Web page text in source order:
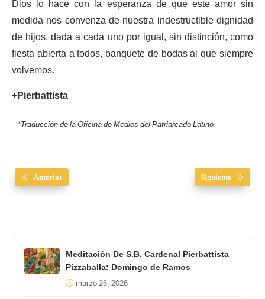
medida nos convenza de nuestra indestructible dignidad
de hijos, dada a cada uno por igual, sin distinción, como
fiesta abierta a todos, banquete de bodas al que siempre
volvemos.
+Pierbattista
*Traducción de la Oficina de Medios del Patriarcado Latino
Anterior Siguiente
Meditación De S.B. Cardenal Pierbattista
Pizzaballa: Domingo de Ramos
marzo 26, 2026